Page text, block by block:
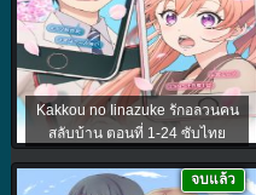
Kakkou no Iinazuke รักอลวนคน
สลับบ้าน ตอนที่ 1-24 ซับไทย
จบแล้ว